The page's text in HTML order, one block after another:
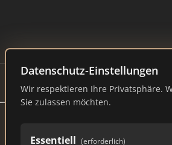
Datenschutz-Einstellungen
Wir respektieren Ihre Privatsphäre.
Sie zulassen möchten.
Essentiell (erforderlich)
Juli 2026